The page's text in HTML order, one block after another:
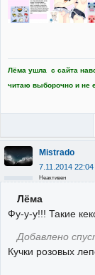
Лёма ушла с сайта
читаю выборочно и не
Mistrado
7.11.2014 22:04
Неактивен
Лёма
Фу-у-у!!! Такие
Добавлено
Кучки розовых